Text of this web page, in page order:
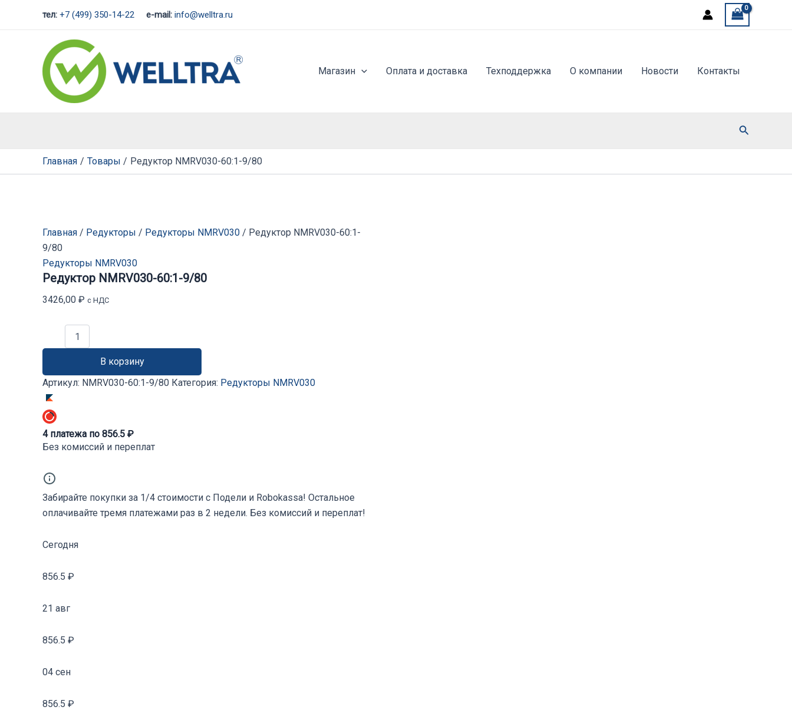
тел: +7 (499) 350-14-22 e-mail: info@welltra.ru
Магазин Оплата и доставка Техподдержка О компании Новости Контакты
Поиск
Главная Товары Редуктор NMRV030-60:1-9/80
Главная / Редукторы / Редукторы NMRV030 / Редуктор NMRV030-60:1-
9/80
Редукторы NMRV030
Редуктор NMRV030-60:1-9/80
3426,00 ₽ с НДС
Редуктор
60:1-
9/80
В корзину
Артикул: NMRV030-60:1-9/80 Категория: Редукторы NMRV030
4платежа по 856.5 ₽
Без комиссий и переплат
Забирайте покупки за 1/4 стоимости с Подели и Robokassa! Остальное
оплачивайте тремя платежами раз в 2 недели. Без комиссий и переплат!
Сегодня
856.5 ₽
21 авг
856.5 ₽
04 сен
856.5 ₽